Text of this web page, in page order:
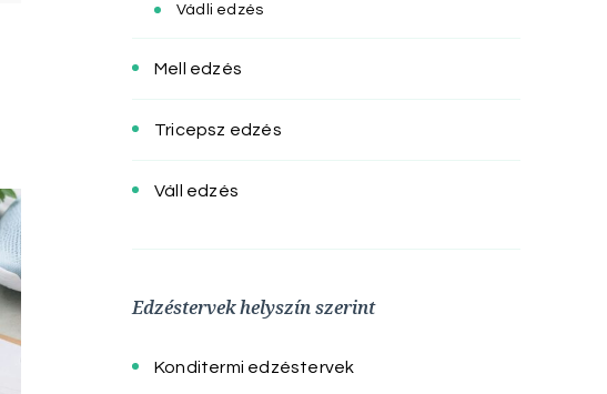
Vádli edzés
Mell edzés
Tricepsz edzés
Váll edzés
Edzéstervek helyszín szerint
Konditermi edzéstervek